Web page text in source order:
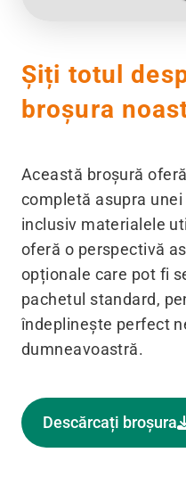
Șiți totul
broșura
Această broșură
completă asupra unei
inclusiv materialele
oferă o perspectivă
opționale care pot fi
pachetul standard,
îndeplinește perfect
dumneavoastră.
Descărcați broșura